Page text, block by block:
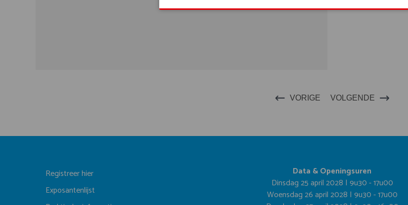
VORIGE VOLGENDE
Registreer hier
Exposantenlijst
Data & Openingsuren
Dinsdag 25 april 2028 | 9u30 - 17u00
Woensdag 26 april 2028 | 9u30 - 17u00